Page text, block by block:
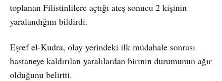
toplanan Filistinlilere açtığı ateş sonucu 2 kişinin
yaralandığını bildirdi.
Eşref el-Kudra, olay yerindeki ilk müdahale sonrası
hastaneye kaldırılan yaralılardan birinin durumunun ağır
olduğunu belirtti.